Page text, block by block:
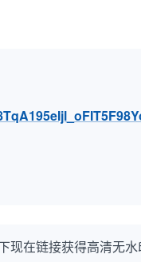
现在链接获得高清无